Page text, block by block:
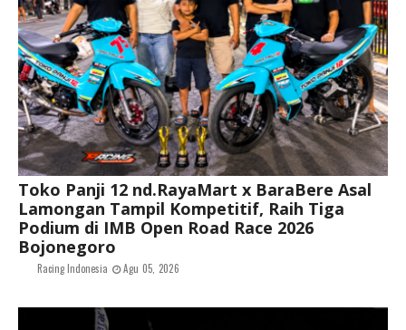
Toko Panji 12 nd.RayaMart x BaraBere Asal
Lamongan Tampil Kompetitif, Raih Tiga
Podium di IMB Open Road Race 2026
Bojonegoro
Racing Indonesia Agu 05, 2026